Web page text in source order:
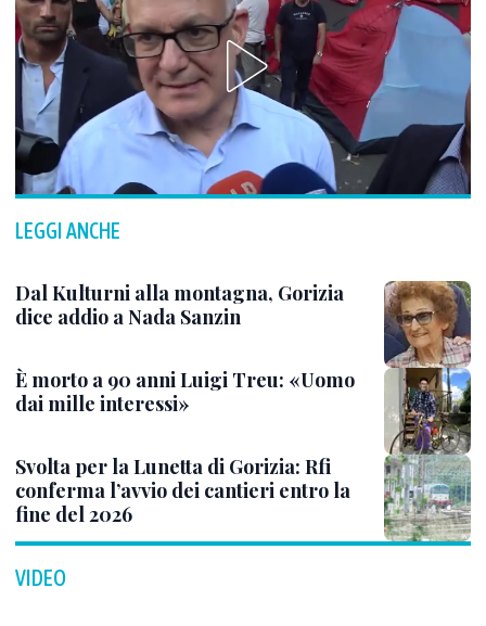
LEGGI ANCHE
Dal Kulturni alla montagna, Gorizia
dice addio a Nada Sanzin
È morto a 90 anni Luigi Treu: «Uomo
dai mille interessi»
Svolta per la Lunetta di Gorizia: Rfi
conferma l’avvio dei cantieri entro la
fine del 2026
VIDEO